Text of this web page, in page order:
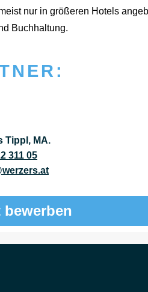
nur in grö­ße­ren Hotels
Buch­hal­tung.
Tippl, MA.
311 05
bewerben